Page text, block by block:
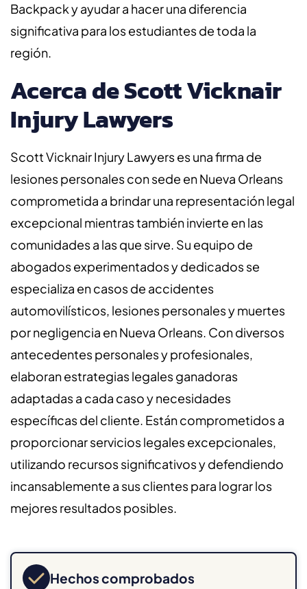
Backpack y ayudar a hacer una diferencia
significativa para los estudiantes de toda la
región.
Acerca de Scott Vicknair
Injury Lawyers
Scott Vicknair Injury Lawyers es una firma de
lesiones personales con sede en Nueva Orleans
comprometida a brindar una representación legal
excepcional mientras también invierte en las
comunidades a las que sirve. Su equipo de
abogados experimentados y dedicados se
especializa en casos de accidentes
automovilísticos, lesiones personales y muertes
por negligencia en Nueva Orleans. Con diversos
antecedentes personales y profesionales,
elaboran estrategias legales ganadoras
adaptadas a cada caso y necesidades
específicas del cliente. Están comprometidos a
proporcionar servicios legales excepcionales,
utilizando recursos significativos y defendiendo
incansablemente a sus clientes para lograr los
mejores resultados posibles.
Hechos comprobados